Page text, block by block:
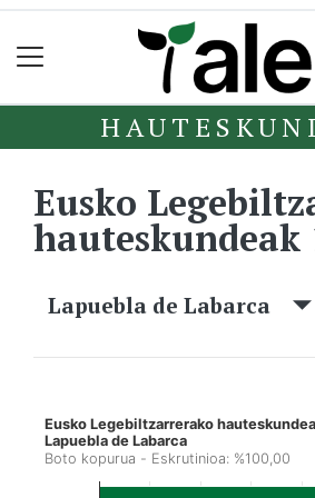
Eusko
hauteskundeak
Lapuebla de Labarca
Eusko Legebiltzarrerako
Lapuebla de Labarca
Boto kopurua - Eskrutinioa: %100,00